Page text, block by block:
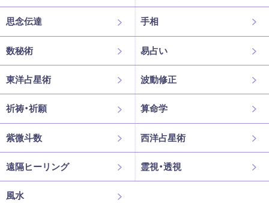
思念伝達 手相
数秘術 易占い
東洋占星術 波動修正
祈祷・祈願 算命学
紫微斗数 西洋占星術
遠隔ヒーリング 霊視・透視
風水